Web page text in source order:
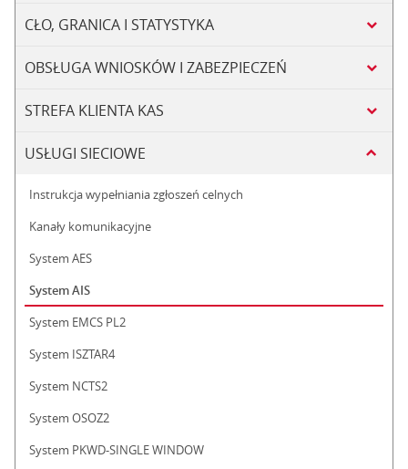
CŁO, GRANICA I STATYSTYKA
OBSŁUGA WNIOSKÓW I ZABEZPIECZEŃ
STREFA KLIENTA KAS
USŁUGI SIECIOWE
Instrukcja wypełniania zgłoszeń celnych
Kanały komunikacyjne
System AES
System AIS
System EMCS PL2
System ISZTAR4
System NCTS2
System OSOZ2
System PKWD-SINGLE WINDOW